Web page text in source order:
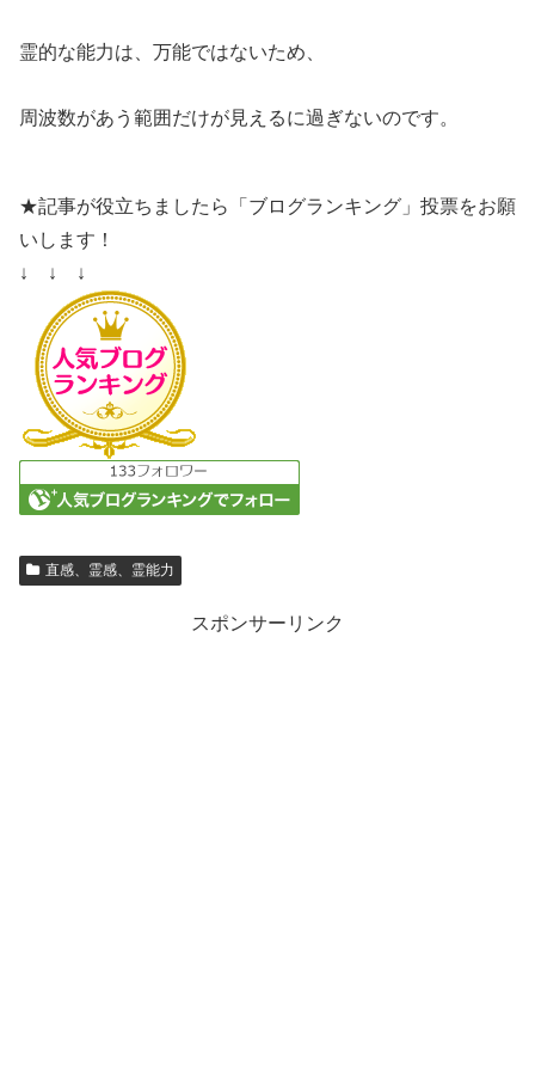
霊的な能力は、万能ではないため、
周波数があう範囲だけが見えるに過ぎないのです。
★記事が役立ちましたら「ブログランキング」投票をお願
いします！
↓ ↓ ↓
直感、霊感、霊能力
スポンサーリンク